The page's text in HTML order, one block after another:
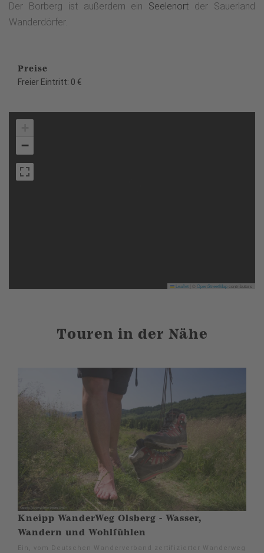
Der Borberg ist außerdem ein Seelenort der Sauerland
Wanderdörfer.
Preise
Freier Eintritt: 0 €
−
Leaflet OpenStreetMapcontributors
Touren in der Nähe
Kneipp WanderWeg Olsberg - Wasser,
Wandern und Wohlfühlen
Ein, vom Deutschen Wanderverband zertifizierter Wanderweg